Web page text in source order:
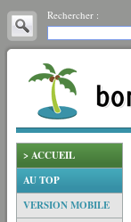
Rechercher :
> ACCUEIL
AU TOP
VERSION MOBILE